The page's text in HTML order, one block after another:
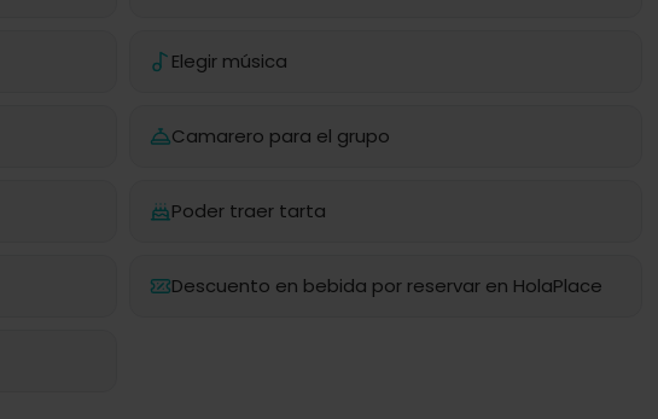
Elegir música
Camarero para el grupo
Poder traer tarta
Descuento en bebida por reservar en HolaPlace